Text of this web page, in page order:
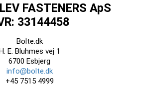
FASTENERS ApS
33144458
Bolte.dk
E. Bluhmes vej 1
6700 Esbjerg
info@bolte.dk
+45 7515 4999